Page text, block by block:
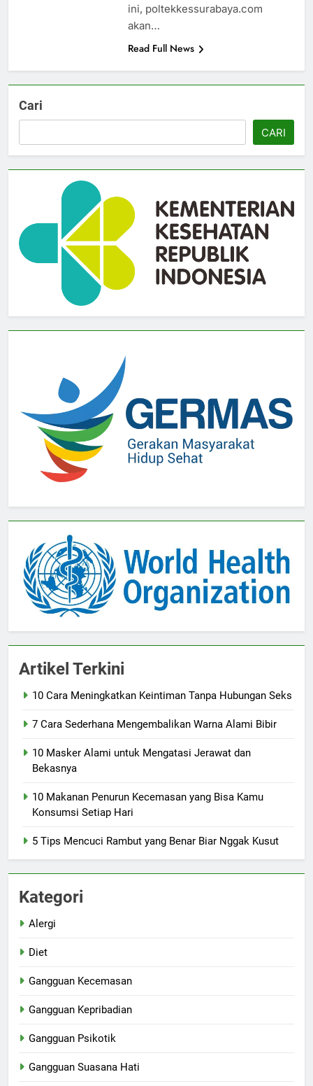
ini, poltekkessurabaya.com
akan…
Read Full News
Cari
CARI
Artikel Terkini
10 Cara Meningkatkan Keintiman Tanpa Hubungan Seks
7 Cara Sederhana Mengembalikan Warna Alami Bibir
10 Masker Alami untuk Mengatasi Jerawat dan
Bekasnya
10 Makanan Penurun Kecemasan yang Bisa Kamu
Konsumsi Setiap Hari
5 Tips Mencuci Rambut yang Benar Biar Nggak Kusut
Kategori
Alergi
Diet
Gangguan Kecemasan
Gangguan Kepribadian
Gangguan Psikotik
Gangguan Suasana Hati